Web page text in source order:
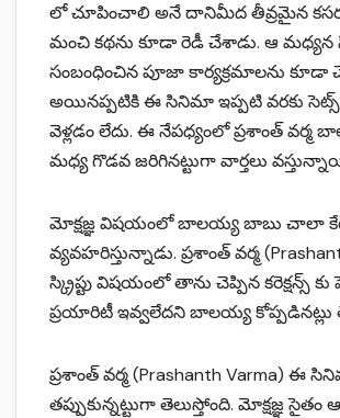
లో చూపించాలి అనే దానిమీద తీవ్రమైన
మంచి కథను కూడా రెడీ చేశాడు. ఆ
సంబంధించిన పూజా కార్యక్రమాలను కూడా
అయినప్పటికి ఈ సినిమా ఇప్పటి వరకు
వెళ్లడం లేదు. ఈ నేపధ్యంలో ప్రశాంత్ వర్మ
మధ్య గొడవ జరిగినట్టుగా వార్తలు
మోక్షజ్ఞ విషయంలో బాలయ్య బాబు చాలా
వ్యవహరిస్తున్నాడు. ప్రశాంత్ వర్మ
స్క్రిప్టు విషయంలో తాను చెప్పిన కరెక్షన్స్ కు
ప్రయారిటీ ఇవ్వలేదని బాలయ్య కోప్పడినట్లు
ప్రశాంత్ వర్మ (Prashanth Varma) ఈ
తప్పుకున్నట్టుగా తెలుస్తోంది. మోక్షజ్ఞ